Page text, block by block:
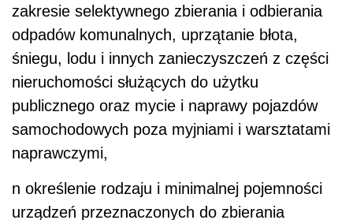
zakresie selektywnego zbierania i odbierania
odpadów komunalnych, uprzątanie błota,
śniegu, lodu i innych zanieczyszczeń z części
nieruchomości służących do użytku
publicznego oraz mycie i naprawy pojazdów
samochodowych poza myjniami i warsztatami
naprawczymi,
n określenie rodzaju i minimalnej pojemności
urządzeń przeznaczonych do zbierania